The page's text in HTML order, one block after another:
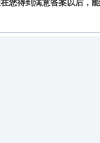
您得到满意答案以后，